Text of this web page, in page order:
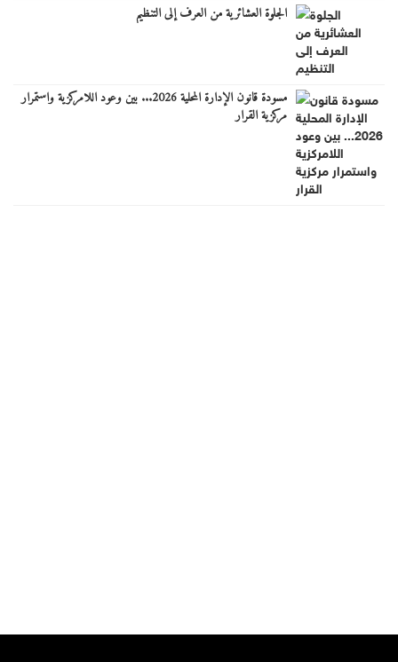
الجلوة العشائرية من العرف إلى التنظيم
مسودة قانون الإدارة المحلية 2026... بين وعود اللامركزية واستمرار
مركزية القرار